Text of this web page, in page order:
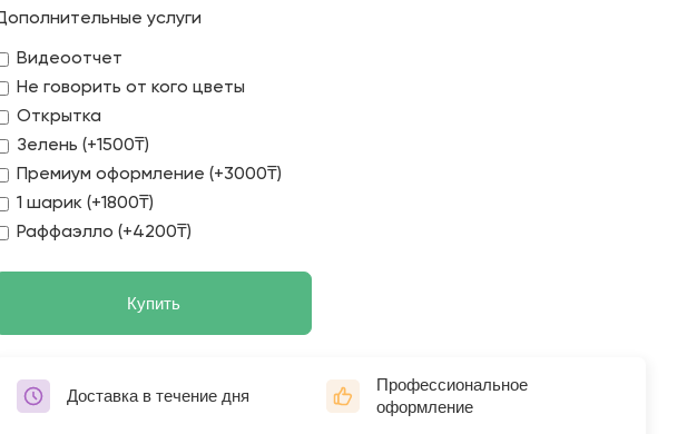
услуги
Видеоотчет
Не говорить от кого цветы
Открытка
Зелень (+1500₸)
Премиум оформление (+3000₸)
1 шарик (+1800₸)
Раффаэлло (+4200₸)
Купить
Доставка в течение дня
Профессиональное
оформление